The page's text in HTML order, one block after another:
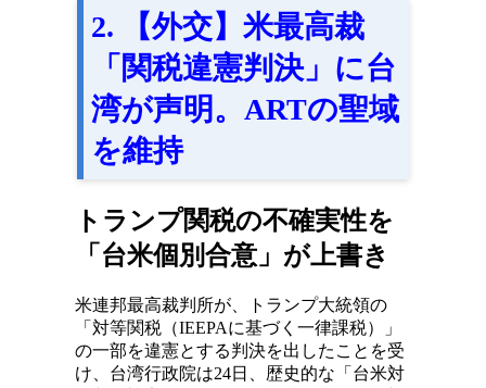
2. 【外交】米最高裁
「関税違憲判決」に台
湾が声明。ARTの聖域
を維持
トランプ関税の不確実性を
「台米個別合意」が上書き
米連邦最高裁判所が、トランプ大統領の
「対等関税（IEEPAに基づく一律課税）」
の一部を違憲とする判決を出したことを受
け、台湾行政院は24日、歴史的な「台米対